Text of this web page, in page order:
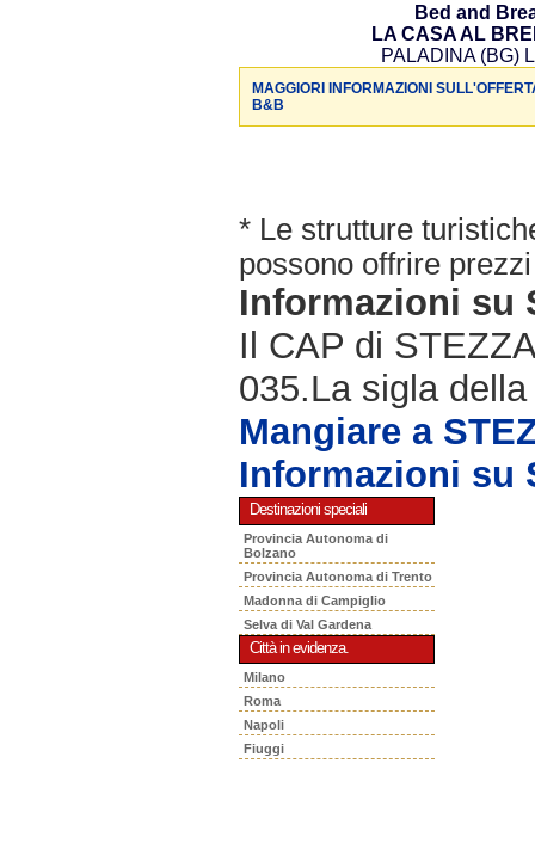
Bed and
LA CASA AL
PALADINA (BG)
MAGGIORI INFORMAZIONI
B&B
* Le strutture
possono offrire
Informazioni su
Il CAP di
035.La sigla
Mangiare a
Informazioni su
Destinazioni speciali
Provincia Autonoma di
Bolzano
Provincia Autonoma di Trento
Madonna di Campiglio
Selva di Val Gardena
Città in evidenza.
Milano
Roma
Napoli
Fiuggi